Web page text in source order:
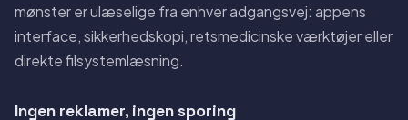
mønster er ulæselige fra enhver adgangsvej: appens
interface, sikkerhedskopi, retsmedicinske værktøjer eller
direkte filsystemlæsning.
Ingen reklamer, ingen sporing